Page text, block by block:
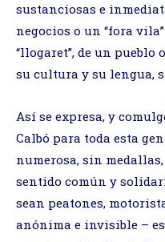
sustanciosas e
negocios o un “fora
“llogaret”, de un pueblo
su cultura y su lengua,
Así se expresa, y
Calbó para toda esta
numerosa, sin
sentido común y
sean peatones,
anónima e invisible –